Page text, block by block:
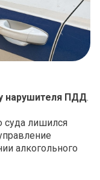
нарушителя ПДД.
лишился
алкогольного